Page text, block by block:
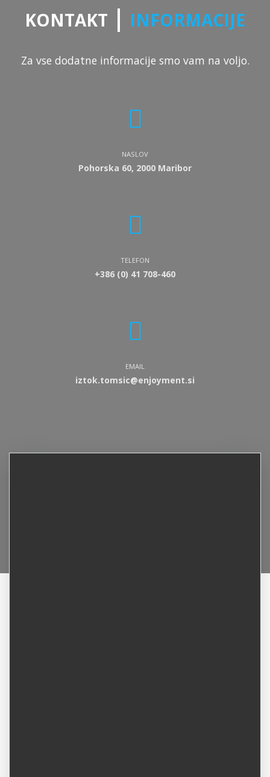
KONTAKT | INFORMACIJE
Za vse dodatne informacije smo vam na voljo.
NASLOV
Pohorska 60, 2000 Maribor
TELEFON
+386 (0) 41 708-460
EMAIL
iztok.tomsic@enjoyment.si